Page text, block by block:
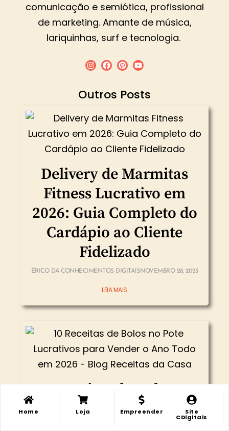
comunicação e semiótica, profissional
de marketing. Amante de música,
lariquinhas, surf e tecnologia.
Outros Posts
Delivery de Marmitas
Fitness Lucrativo em
2026: Guia Completo do
Cardápio ao Cliente
Fidelizado
ÉRICO DA CONHECIMENTOS DIGITAIS NOVEMBRO 28, 2025
LEIA MAIS
10 Receitas de Bolos no
Pote Lucrativos para
Minha LIsta Desejos
Minha LIsta Desejos
Home Loja Empreender Site
CDigitais